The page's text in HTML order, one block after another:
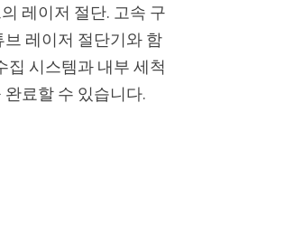
레이저 절단. 고속 구
레이저 절단기와 함
집 시스템과 내부 세척
료할 수 있습니다.